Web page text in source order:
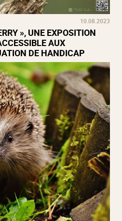
10.08.2023
», UNE EXPOSITION
AUX
DE HANDICAP